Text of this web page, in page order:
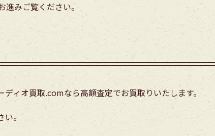
進みご覧ください。
ィオ買取.comなら高額査定でお買取りいたします。
。